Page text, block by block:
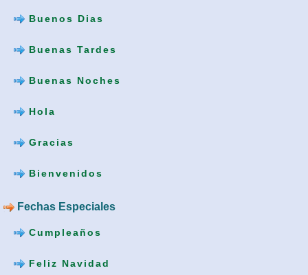
Buenos Dias
Buenas Tardes
Buenas Noches
Hola
Gracias
Bienvenidos
Fechas Especiales
Cumpleaños
Feliz Navidad